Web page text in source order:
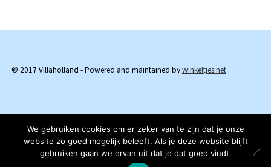
© 2017 Villaholland - Powered and maintained bywinkeltjes.net
We gebruiken cookies om er zeker van te zijn dat je onze
website zo goed mogelijk beleeft. Als je deze website blijft
gebruiken gaan we ervan uit dat je dat goed vindt.